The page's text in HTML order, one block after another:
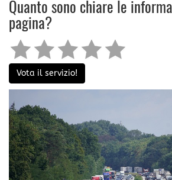
Quanto sono chiare le
pagina?
Vota il servizio!